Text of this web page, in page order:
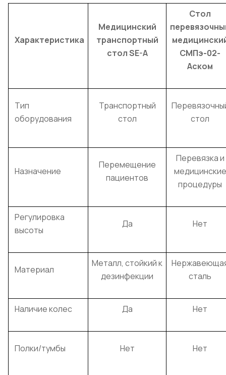
Характеристика
Медицинский
транспортный
стол SE-A
Стол
СМПэ-02-
Аском
Тип
оборудования
Транспортный
стол
стол
Назначение
Перемещение
пациентов
Перевязка и
медицинские
процедуры
Регулировка
высоты
Да Нет
Материал
Металл, стойкий к
дезинфекции
сталь
Наличие колес Да Нет
Полки/тумбы Нет Нет